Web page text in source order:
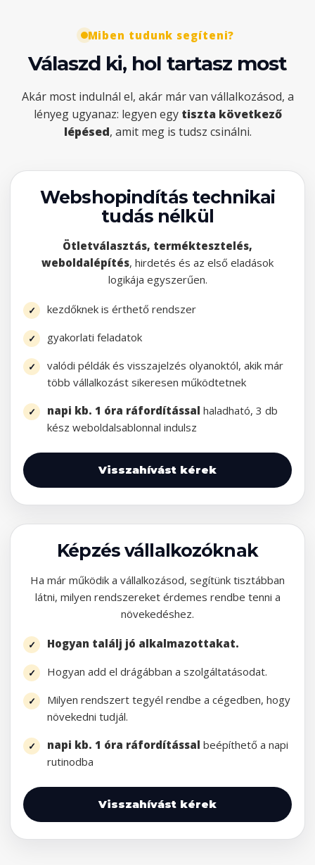
Miben tudunk segíteni?
Válaszd ki, hol tartasz most
Akár most indulnál el, akár már van vállalkozásod, a
lényeg ugyanaz: legyen egy tiszta következő
lépésed, amit meg is tudsz csinálni.
Webshopindítás technikai
tudás nélkül
Ötletválasztás, terméktesztelés,
weboldalépítés, hirdetés és az első eladások
logikája egyszerűen.
kezdőknek is érthető rendszer
gyakorlati feladatok
valódi példák és visszajelzés olyanoktól, akik már
több vállalkozást sikeresen működtetnek
napi kb. 1 óra ráfordítással haladható, 3 db
kész weboldalsablonnal indulsz
Visszahívást kérek
Képzés vállalkozóknak
Ha már működik a vállalkozásod, segítünk tisztábban
látni, milyen rendszereket érdemes rendbe tenni a
növekedéshez.
Hogyan találj jó alkalmazottakat.
Hogyan add el drágábban a szolgáltatásodat.
Milyen rendszert tegyél rendbe a cégedben, hogy
növekedni tudjál.
napi kb. 1 óra ráfordítással beépíthető a napi
rutinodba
Visszahívást kérek